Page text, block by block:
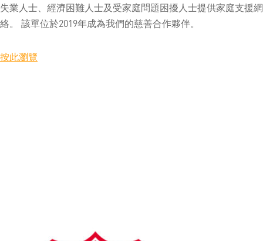
失業人士、經濟困難人士及受家庭問題困擾人士提供家庭支援網
絡。 該單位於2019年成為我們的慈善合作夥伴。
按此瀏覽